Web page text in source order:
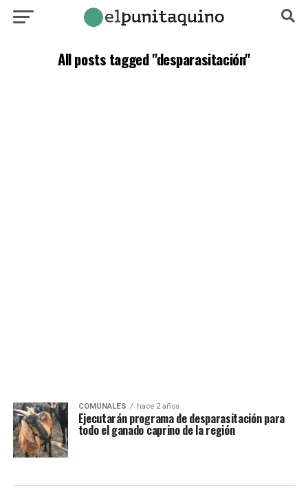
All posts tagged "desparasitación"
COMUNALES hace 2 años
Ejecutarán programa de desparasitación para
todo el ganado caprino de la región